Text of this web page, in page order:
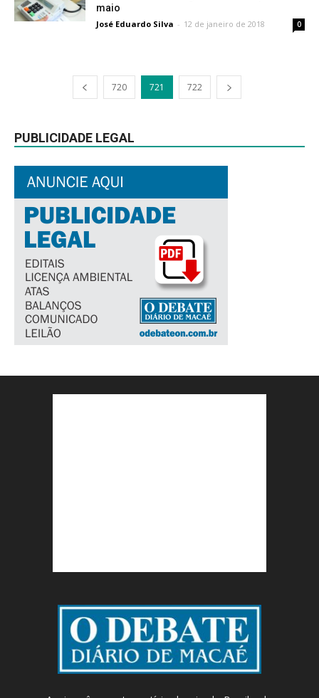
maio
José Eduardo Silva - 12 de janeiro de 2018 0
720 721 722
PUBLICIDADE LEGAL